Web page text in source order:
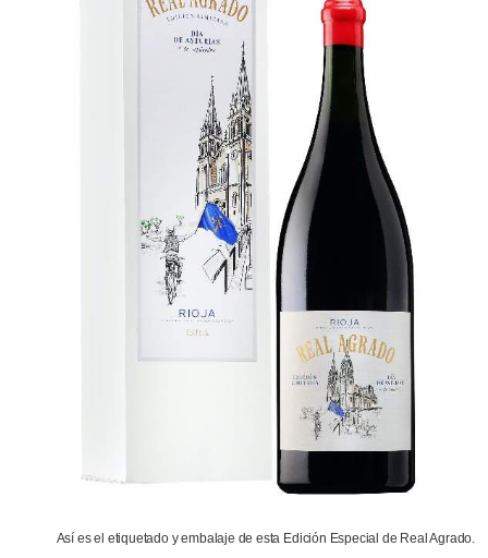
Así es el etiquetado y embalaje de esta Edición Especial de Real Agrado.